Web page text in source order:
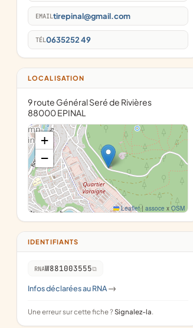
EMAILtirepinal@gmail.com
TÉL0635252 49
LOCALISATION
9 route Général Seré de Rivières
88000 EPINAL
+
−
Leaflet | assoce x OSM
IDENTIFIANTS
RNAW881003555
Infos déclarées au RNA ->
Une erreur sur cette fiche ? Signalez-la.